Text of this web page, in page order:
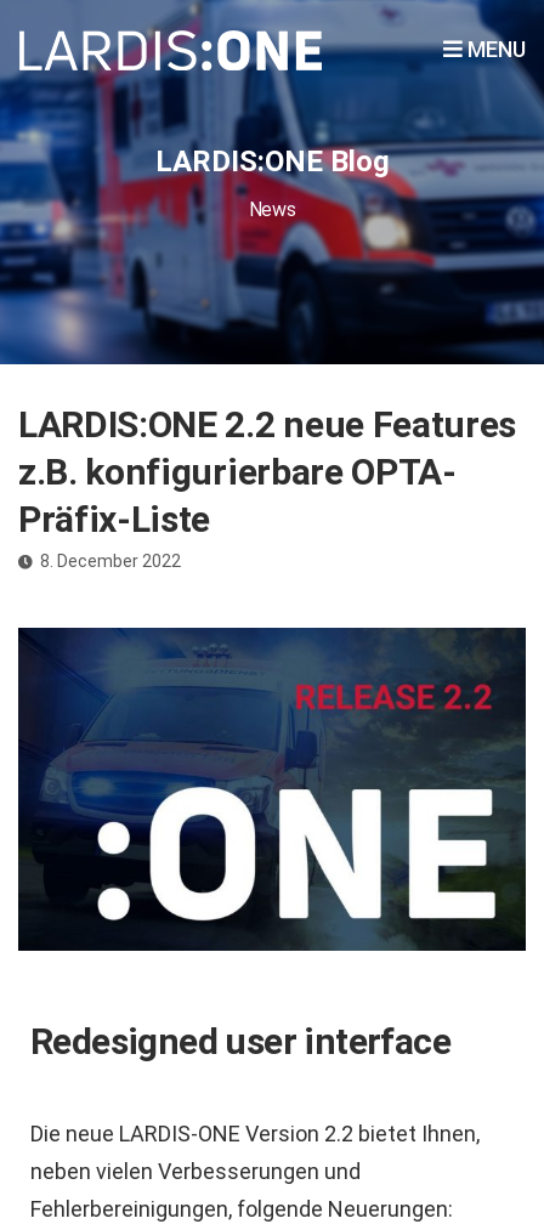
MENU
LARDIS:ONE Blog
News
LARDIS:ONE 2.2 neue Features
z.B. konfigurierbare OPTA-
Präfix-Liste
8. December 2022
Redesigned user interface
Die neue LARDIS-ONE Version 2.2 bietet Ihnen,
neben vielen Verbesserungen und
Fehlerbereinigungen, folgende Neuerungen: